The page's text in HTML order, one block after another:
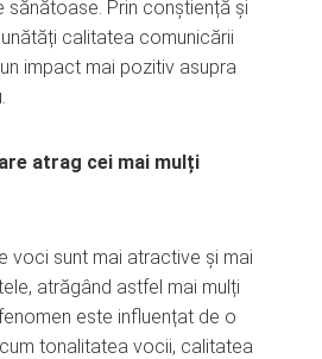
sănătoase. Prin conștiență și
calitatea comunicării
impact mai pozitiv asupra
atrag cei mai mulți
voci sunt mai atractive și mai
atrăgând astfel mai mulți
este influențat de o
tonalitatea vocii, calitatea